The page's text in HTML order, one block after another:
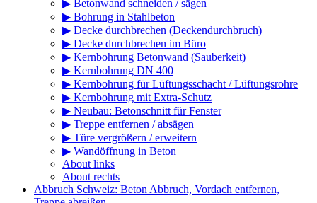
▶ Betonwand schneiden / sägen
▶ Bohrung in Stahlbeton
▶ Decke durchbrechen (Deckendurchbruch)
▶ Decke durchbrechen im Büro
▶ Kernbohrung Betonwand (Sauberkeit)
▶ Kernbohrung DN 400
▶ Kernbohrung für Lüftungsschacht / Lüftungsrohre
▶ Kernbohrung mit Extra-Schutz
▶ Neubau: Betonschnitt für Fenster
▶ Treppe entfernen / absägen
▶ Türe vergrößern / erweitern
▶ Wandöffnung in Beton
About links
About rechts
Abbruch Schweiz: Beton Abbruch, Vordach entfernen,